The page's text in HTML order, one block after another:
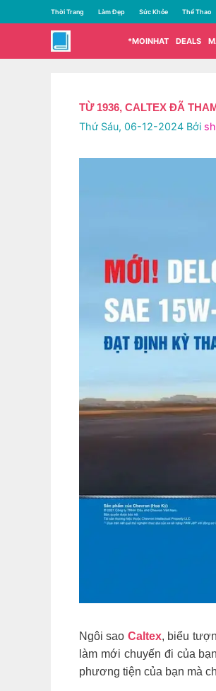
đến
dung
Thời Trang Làm Đẹp Sức Khỏe Thể Thao
*MOINHAT DEALS
TỪ 1936, CALTEX ĐÃ
Thứ Sáu, 06-12-2024 Bởi
Ngôi sao Caltex, biểu
làm mới chuyến đi của
phương tiện của bạn mà